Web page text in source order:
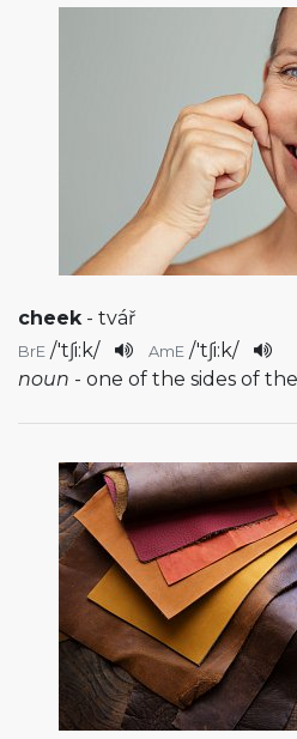
cheek- tvář
BrE /'tʃi:k/ AmE /'tʃi:k/
noun - one of the sides of